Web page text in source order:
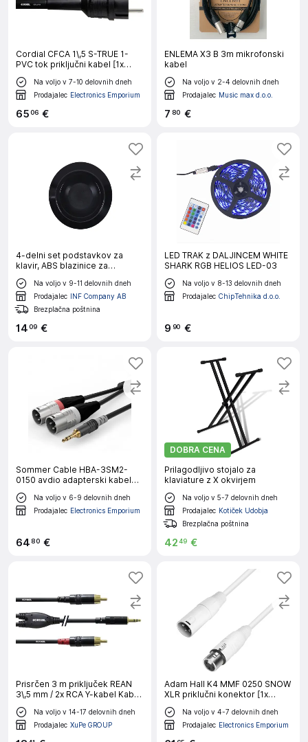
Cordial CFCA 1\,5 S-TRUE 1-
PVC tok priključni kabel [1x
varnostni moški konektor - 1x
powercon moški konektor]
1.50 m črna
Na voljo v 7-10 delovnih dneh
Prodajalec Electronics Emporium
6506 €
ENLEMA X3 B 3m mikrofonski
kabel
Na voljo v 2-4 delovnih dneh
Prodajalec Music max d.o.o.
7 80 €
4-delni set podstavkov za
klavir, ABS blazinice za
pokončni klavir Black
Na voljo v 9-11 delovnih dneh
Prodajalec INF Company AB
Brezplačna poštnina
1409 €
LED TRAK z DALJINCEM WHITE
SHARK RGB HELIOS LED-03
Na voljo v 8-13 delovnih dneh
Prodajalec ChipTehnika d.o.o.
9 90 €
Sommer Cable HBA-3SM2-
0150 avdio adapterski kabel
[1x XLR vtič 3-polni - 1x 3\,5 mm
banana moški konektor] 1.50 m
črna
Na voljo v 6-9 delovnih dneh
Prodajalec Electronics Emporium
64 80 €
DOBRA CENA
Prilagodljivo stojalo za
klaviature z X okvirjem
Na voljo v 5-7 delovnih dneh
Prodajalec Kotiček Udobja
Brezplačna poštnina
4249 €
Prisrčen 3 m priključek REAN
3\,5 mm / 2x RCA Y-kabel Kabel
Cordial\, 3 m\, REAN banana
3\,5 mm/2 x CINCH
Na voljo v 14-17 delovnih dneh
Prodajalec XuPe GROUP
Adam Hall K4 MMF 0250 SNOW
XLR priklučni konektor [1x
moški konektor XLR - 1x ženski
konektor XLR] 2.50 m bela
Na voljo v 4-7 delovnih dneh
Prodajalec Electronics Emporium